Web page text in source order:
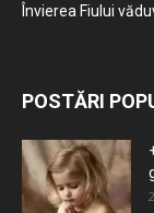
Învierea Fiului
POSTĂRI